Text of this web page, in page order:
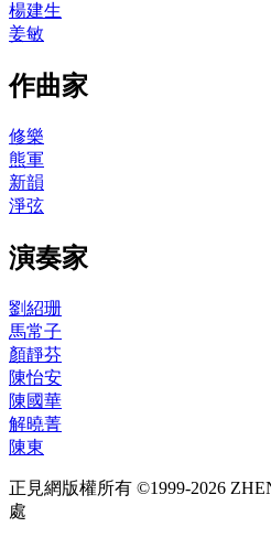
楊建生
姜敏
作曲家
修樂
熊軍
新韻
淨弦
演奏家
劉紹珊
馬常子
顏靜芬
陳怡安
陳國華
解曉菁
陳東
正見網版權所有 ©1999-2026
處